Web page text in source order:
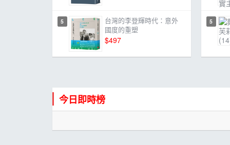
5
台灣的李登輝時代：意外
國度的重塑
$497
5
今日即時榜